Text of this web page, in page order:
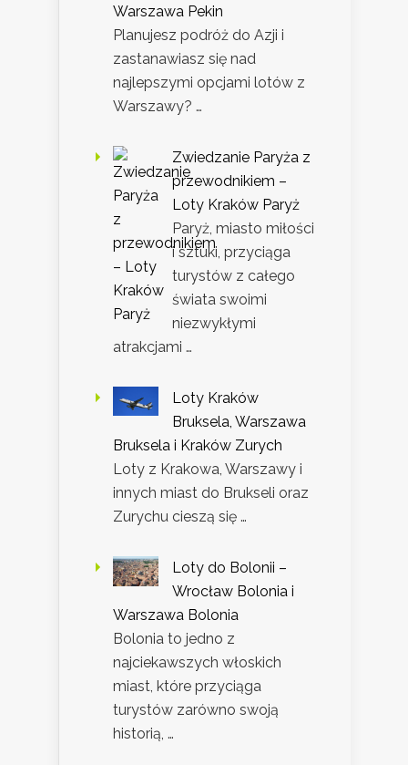
Warszawa Pekin
Planujesz podróż do Azji i
zastanawiasz się nad
najlepszymi opcjami lotów z
Warszawy? …
Zwiedzanie Paryża z
przewodnikiem –
Loty Kraków Paryż
Paryż, miasto miłości
i sztuki, przyciąga
turystów z całego
świata swoimi
niezwykłymi
atrakcjami …
Loty Kraków
Bruksela, Warszawa
Bruksela i Kraków Zurych
Loty z Krakowa, Warszawy i
innych miast do Brukseli oraz
Zurychu cieszą się …
Loty do Bolonii –
Wrocław Bolonia i
Warszawa Bolonia
Bolonia to jedno z
najciekawszych włoskich
miast, które przyciąga
turystów zarówno swoją
historią, …